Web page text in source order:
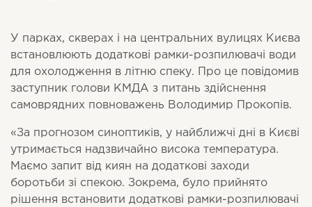
У парках, скверах і на центральних вулицях Києва
встановлюють додаткові рамки-розпилювачі води
для охолодження в літню спеку. Про це повідомив
заступник голови КМДА з питань здійснення
самоврядних повноважень Володимир Прокопів.
«За прогнозом синоптиків, у найближчі дні в Києві
утримається надзвичайно висока температура.
Маємо запит від киян на додаткові заходи
боротьби зі спекою. Зокрема, було прийнято
рішення встановити додаткові рамки-розпилювачі